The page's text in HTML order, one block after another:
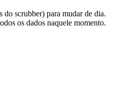
do scrubber) para mudar de dia.
os dados naquele momento.